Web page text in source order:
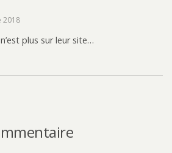
2018
plus sur leur site…